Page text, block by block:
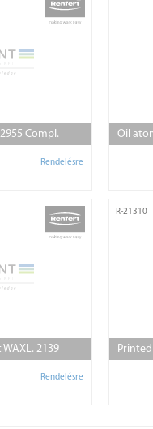
Compl.
Rendelésre
Oil
2139
Rendelésre
R-21310